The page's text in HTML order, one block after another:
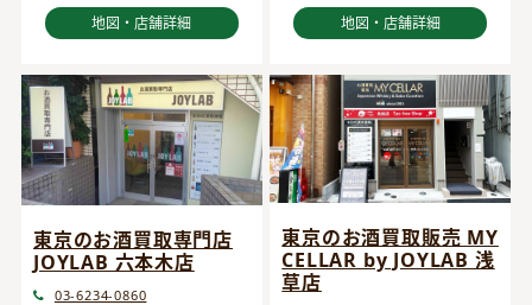
地図・店舗詳細 地図・店舗詳細
東京のお酒買取専門店
JOYLAB 六本木店
03-6234-0860
東京のお酒買取販売 MY
CELLAR by JOYLAB 浅
草店